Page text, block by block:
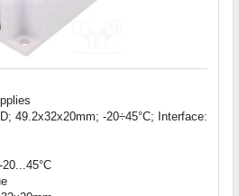
49.2x32x20mm; -20÷45°C; Interface:
-20...45°C